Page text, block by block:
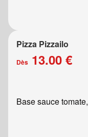
Pizza Pizzailo
Dès 13.00 €
Base sauce